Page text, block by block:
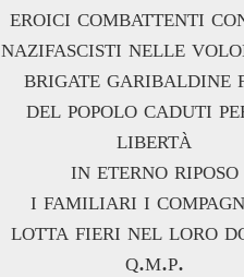
eroici combattenti
nazifascisti nelle
brigate garibaldine
del popolo caduti
libertà
in eterno riposo
i familiari i
lotta fieri nel loro
q.m.p.